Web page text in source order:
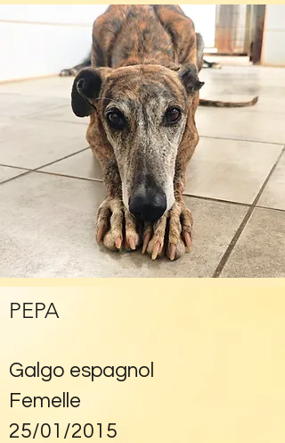
PEPA
Galgo espagnol
Femelle
25/01/2015